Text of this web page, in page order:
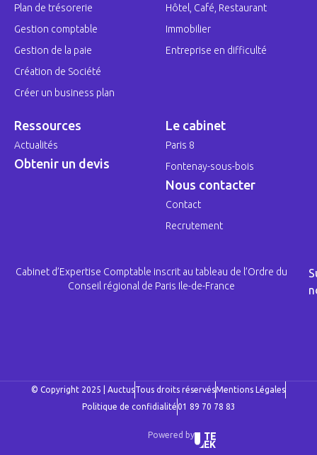
Plan de trésorerie
Gestion comptable
Gestion de la paie
Création de Société
Créer un business plan
Hôtel, Café, Restaurant
Immobilier
Entreprise en difficulté
Ressources
Actualités
Obtenir un devis
Le cabinet
Paris 8
Fontenay-sous-bois
Nous contacter
Contact
Recrutement
Cabinet d’Expertise Comptable inscrit au tableau de l’Ordre du
Conseil régional de Paris Ile-de-France
© Copyright 2025 | AuctusTous droits réservésMentions Légales
Politique de confidialité01 89 70 78 83
Powered by